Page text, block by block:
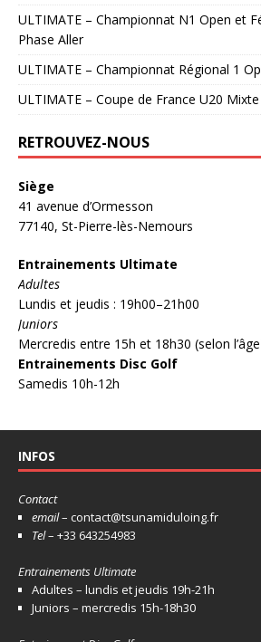
ULTIMATE – Championnat N1 Open et
Phase Aller
ULTIMATE – Championnat Régional 1
ULTIMATE – Coupe de France U20
RETROUVEZ-NOUS
Siège
41 avenue d’Ormesson
77140, St-Pierre-lès-Nemours
Entrainements Ultimate
Adultes
Lundis et jeudis : 19h00–21h00
Juniors
Mercredis entre 15h et 18h30 (selon
Entrainements Disc Golf
Samedis 10h-12h
INFOS
Contact
email– contact@tsunamiduloing.fr
Tel– +33 643254983
Entrainements Ultimate
Adultes – lundis et jeudis 19h-21h
Juniors – mercredis 15h-18h30